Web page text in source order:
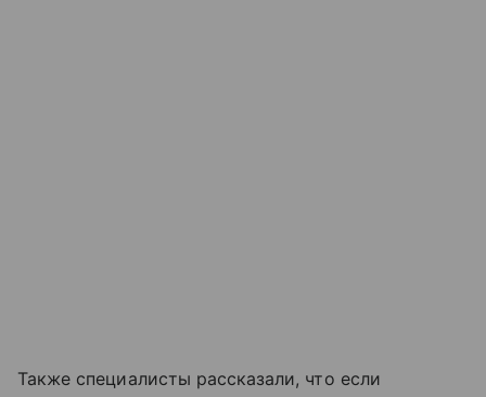
Также специалисты рассказали, что если